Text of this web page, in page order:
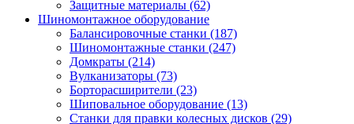
Защитные материалы (62)
Шиномонтажное оборудование
Балансировочные станки (187)
Шиномонтажные станки (247)
Домкраты (214)
Вулканизаторы (73)
Борторасширители (23)
Шиповальное оборудование (13)
Станки для правки колесных дисков (29)